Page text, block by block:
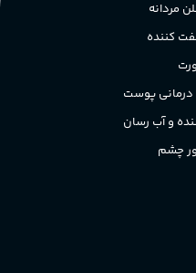
مردانه
کننده
پوست
و آب رسان
چشم